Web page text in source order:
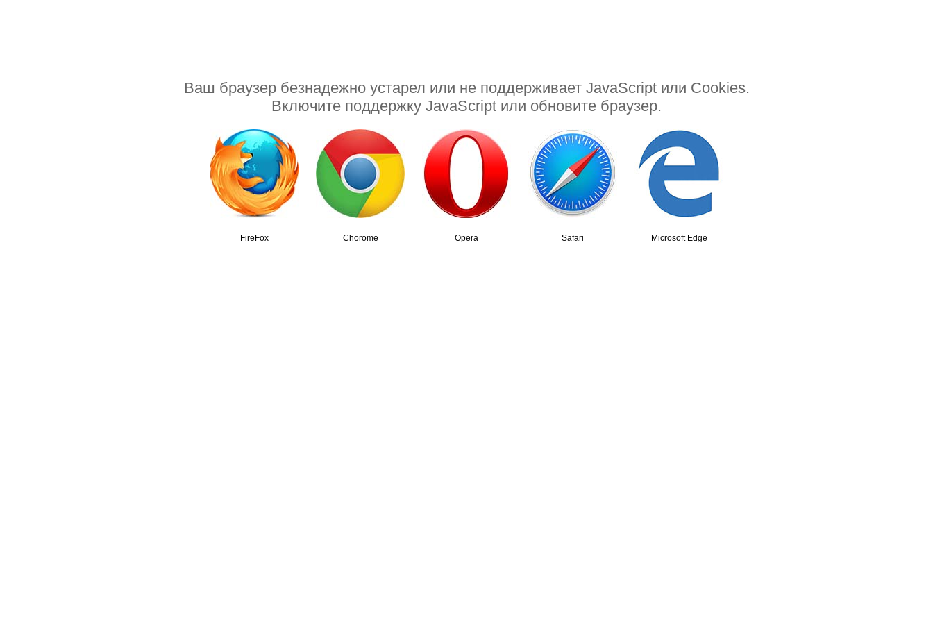
Ваш браузер безнадежно устарел или не поддерживает JavaScript или Cookies.
Включите поддержку JavaScript или обновите браузер.
FireFox Chorome Opera Safari Microsoft Edge